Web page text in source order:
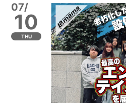
07/
10
THU